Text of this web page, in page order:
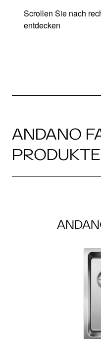
Scrollen Sie nach
entdecken
ANDANO
PRODUKTE